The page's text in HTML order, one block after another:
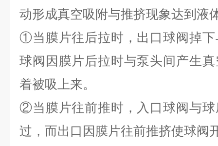
动形成真空吸附与推挤现象达到液
①当膜片往后拉时，出口球阀掉
球阀因膜片后拉时与泵头间产生
着被吸上来。
②当膜片往前推时，入口球阀与
过，而出口因膜片往前推挤使球阀